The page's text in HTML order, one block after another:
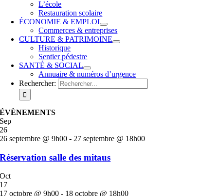
L’école
Restauration scolaire
ÉCONOMIE & EMPLOI
Commerces & entreprises
CULTURE & PATRIMOINE
Historique
Sentier pédestre
SANTÉ & SOCIAL
Annuaire & numéros d’urgence
Rechercher:
ÉVÈNEMENTS
Sep
26
26 septembre @ 9h00 - 27 septembre @ 18h00
Réservation salle des mitaus
Oct
17
17 octobre @ 9h00 - 18 octobre @ 18h00